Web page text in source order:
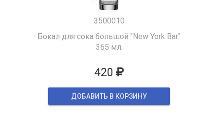
3500010
Бокал для сока большой "New York Bar"
365 мл.
420
ДОБАВИТЬ В КОРЗИНУ